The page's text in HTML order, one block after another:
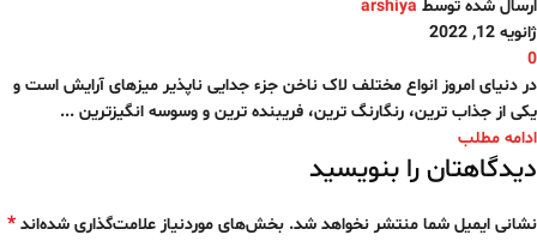
ارسال شده توسط arshiya
ژانویه 12, 2022
0
در دنیای امروز انواع مختلف لاک ناخن جزء جدایی ناپذیر میزهای آرایش است و
یکی از جذاب ترین، رنگارنگ ترین، فریبنده ترین و وسوسه انگیزترین ...
ادامه مطلب
دیدگاهتان را بنویسید
نشانی ایمیل شما منتشر نخواهد شد. بخش‌های موردنیاز علامت‌گذاری شده‌اند *